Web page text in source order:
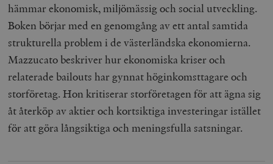
hämmar ekonomisk, miljömässig och social utveckling.
Boken börjar med en genomgång av ett antal samtida
strukturella problem i de västerländska ekonomierna.
Mazzucato beskriver hur ekonomiska kriser och
relaterade bailouts har gynnat höginkomsttagare och
storföretag. Hon kritiserar storföretagen för att ägna sig
åt återköp av aktier och kortsiktiga investeringar istället
för att göra långsiktiga och meningsfulla satsningar.